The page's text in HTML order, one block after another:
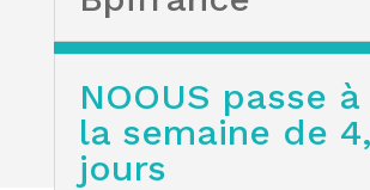
NOOUS passe à
la semaine de
jours